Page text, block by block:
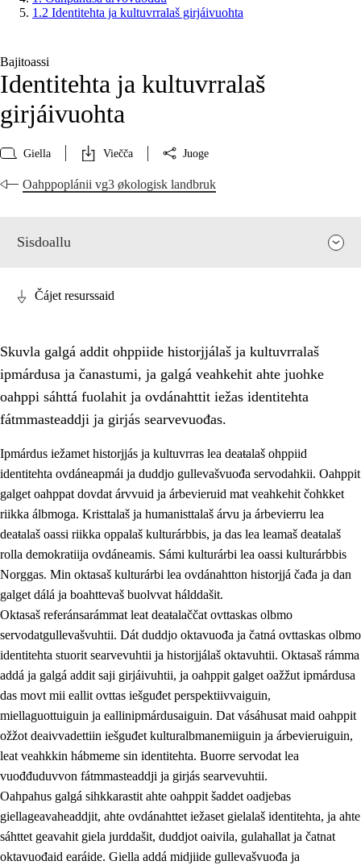
1.2 Identitehta ja kultuvrralaš girjáivuohta
Bajitoassi
Identitehta ja kultuvrralaš
girjáivuohta
Giella Viečča Juoge
Oahppoplánii vg3 økologisk landbruk
Sisdoallu
Oahpahusa árvovuođđu
1.1 Olmmošárvu
Identitehta ja kultuvrralaš girjáivuohta
1.3 Kritihkalaš jurddašeapmi ja ehtalaš diđolašvuohta
1.4 Hutkanillu, beroštupmi ja suokkardanhuovva
1.5 Luondduákten ja birasdiđolašvuohta
1.6 Demokratiija ja mielváikkuheapmi
Čájet resurssaid
Skuvla galgá addit ohppiide historjjálaš ja kultuvrralaš
ipmárdusa ja čanastumi, ja galgá veahkehit ahte juohke
oahppi sáhttá fuolahit ja ovdánahttit iežas identitehta
fátmmasteaddji ja girjás searvevuođas.
Ipmárdus iežamet historjjás ja kultuvrras lea deaŧalaš ohppiid
identitehta ovdáneapmái ja duddjo gullevašvuođa servodahkii. Oahppit
galget oahppat dovdat árvvuid ja árbevieruid mat veahkehit čohkket
riikka álbmoga. Kristtalaš ja humanisttalaš árvu ja árbevierru lea
deaŧalaš oassi riikka oppalaš kulturárbbis, ja das lea leamaš deaŧalaš
rolla demokratiija ovdáneamis. Sámi kulturárbi lea oassi kulturárbbis
Norggas. Min oktasaš kulturárbi lea ovdánahtton historjjá čađa ja dan
galget dálá ja boahttevaš buolvvat hálddašit.
Oktasaš referánsarámmat leat deaŧalaččat ovttaskas olbmo
servodatgullevašvuhtii. Dát duddjo oktavuođa ja čatná ovttaskas olbmo
identitehta stuorit searvevuhtii ja historjjálaš oktavuhtii. Oktasaš rámma
addá ja galgá addit saji girjáivuhtii, ja oahppit galget oažžut ipmárdusa
das movt mii eallit ovttas iešguđet perspektiivvaiguin,
miellaguottuiguin ja eallinipmárdusaiguin. Dat vásáhusat maid oahppit
ožžot deaivvadettiin iešguđet kulturalbmanemiiguin ja árbevieruiguin,
leat veahkkin hábmeme sin identitehta. Buorre servodat lea
vuođđuduvvon fátmmasteaddji ja girjás searvevuhtii.
Oahpahus galgá sihkkarastit ahte oahppit šaddet oadjebas
giellageavaheaddjit, ahte ovdánahttet iežaset gielalaš identitehta, ja ahte
sáhttet geavahit giela jurddašit, duddjot oaivila, gulahallat ja čatnat
oktavuođaid earáide. Giella addá midjiide gullevašvuođa ja